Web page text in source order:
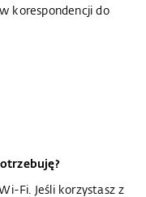
korespondencji do
Fi. Jeśli korzystasz z